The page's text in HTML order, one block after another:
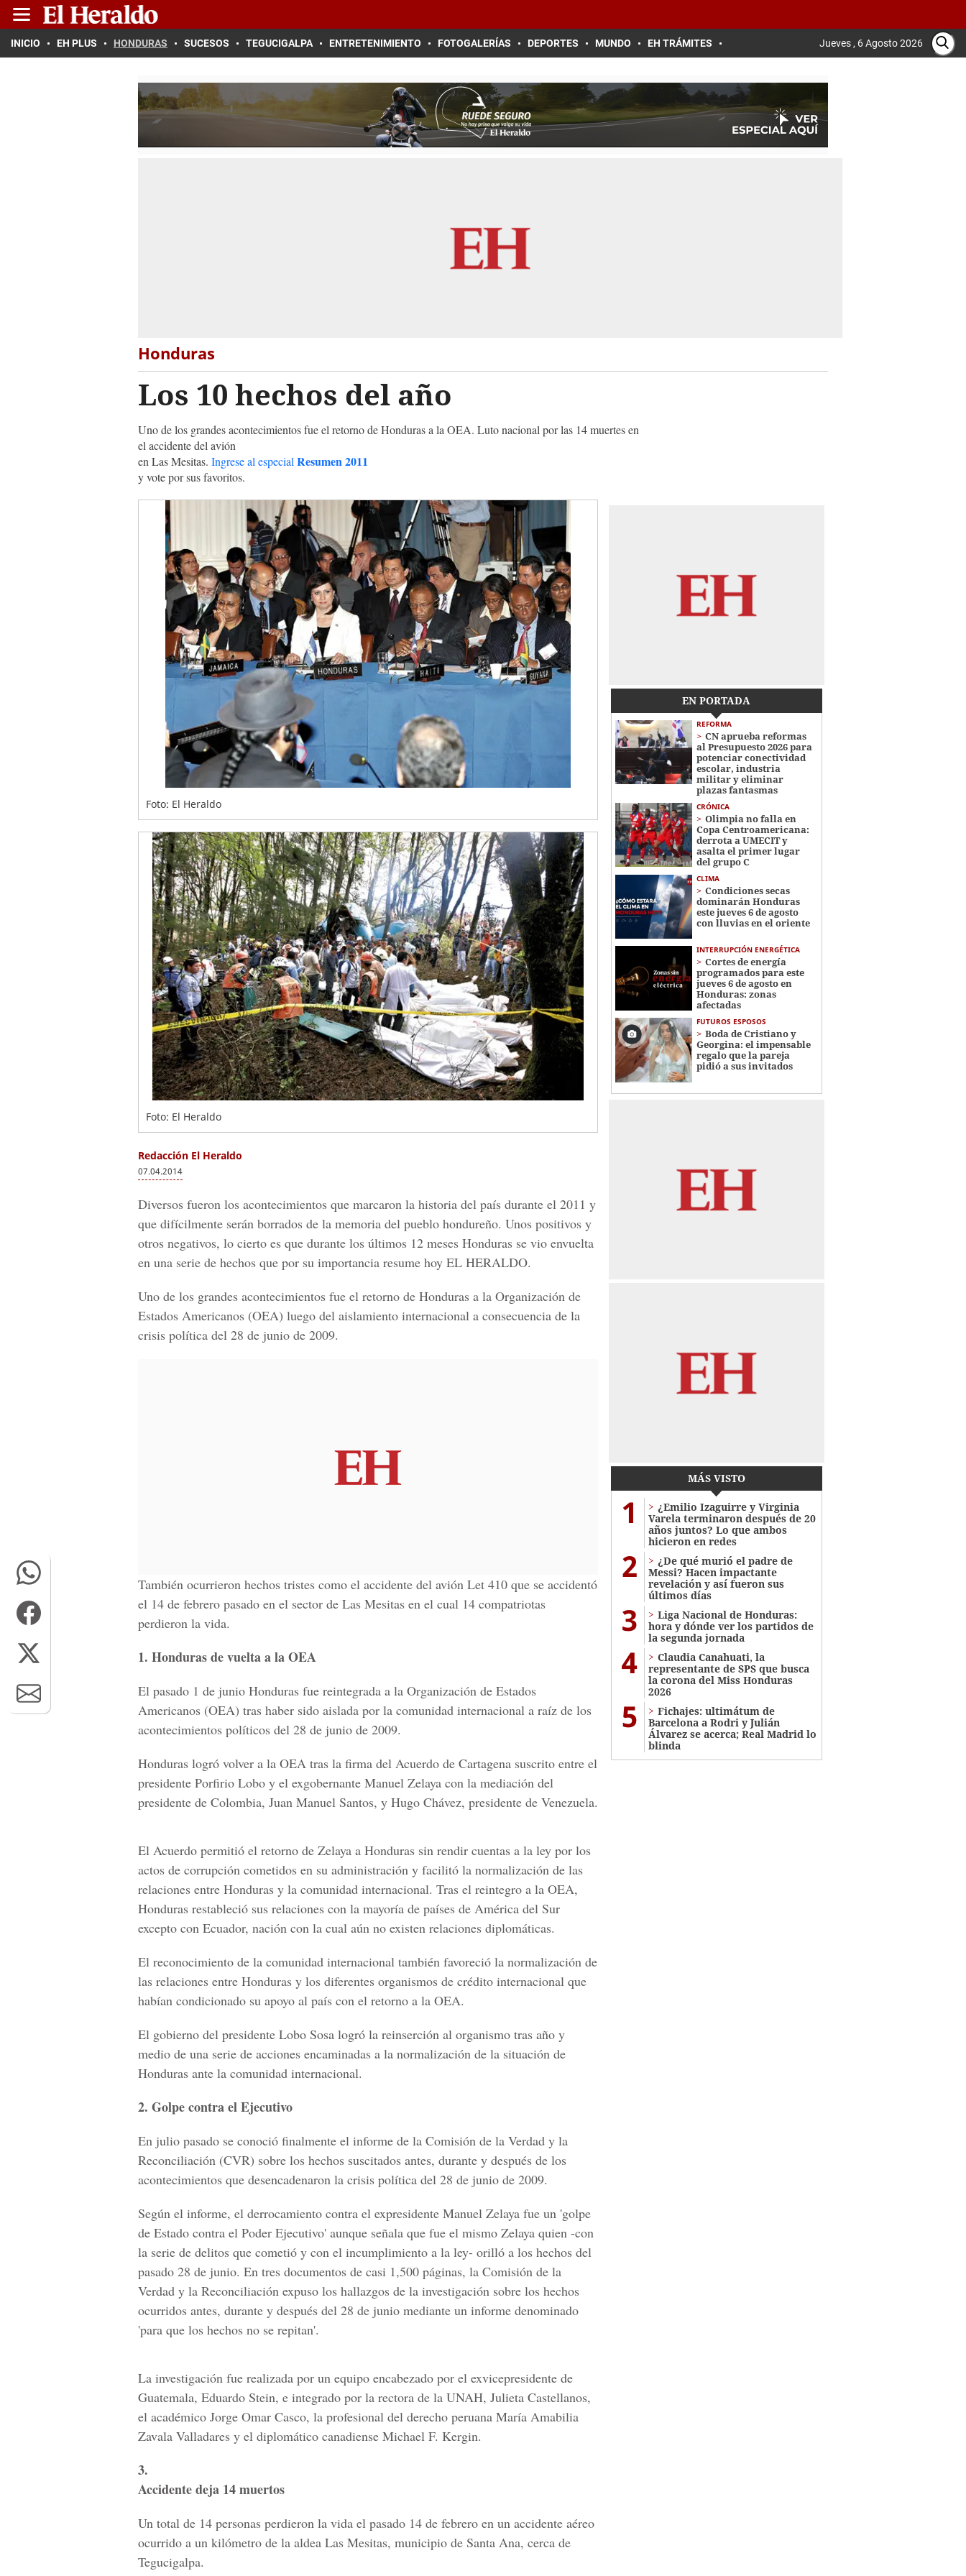
INICIO EH PLUS HONDURAS SUCESOS TEGUCIGALPA ENTRETENIMIENTO FOTOGALERÍAS DEPORTES MUNDO EH TRÁMITES Jueves , 6 Agosto 2026
Honduras
Los 10 hechos del año
Uno de los grandes acontecimientos fue el retorno de Honduras a la OEA. Luto nacional por las 14 muertes en
el accidente del avión
en Las Mesitas. Ingrese al especial Resumen 2011
y vote por sus favoritos.
Foto: El Heraldo
Foto: El Heraldo
Redacción El Heraldo
07.04.2014
Diversos fueron los acontecimientos que marcaron la historia del país durante el 2011 y
que difícilmente serán borrados de la memoria del pueblo hondureño. Unos positivos y
otros negativos, lo cierto es que durante los últimos 12 meses Honduras se vio envuelta
en una serie de hechos que por su importancia resume hoy EL HERALDO.
Uno de los grandes acontecimientos fue el retorno de Honduras a la Organización de
Estados Americanos (OEA) luego del aislamiento internacional a consecuencia de la
crisis política del 28 de junio de 2009.
También ocurrieron hechos tristes como el accidente del avión Let 410 que se accidentó
el 14 de febrero pasado en el sector de Las Mesitas en el cual 14 compatriotas
perdieron la vida.
1. Honduras de vuelta a la OEA
El pasado 1 de junio Honduras fue reintegrada a la Organización de Estados
Americanos (OEA) tras haber sido aislada por la comunidad internacional a raíz de los
acontecimientos políticos del 28 de junio de 2009.
Honduras logró volver a la OEA tras la firma del Acuerdo de Cartagena suscrito entre el
presidente Porfirio Lobo y el exgobernante Manuel Zelaya con la mediación del
presidente de Colombia, Juan Manuel Santos, y Hugo Chávez, presidente de Venezuela.
El Acuerdo permitió el retorno de Zelaya a Honduras sin rendir cuentas a la ley por los
actos de corrupción cometidos en su administración y facilitó la normalización de las
relaciones entre Honduras y la comunidad internacional. Tras el reintegro a la OEA,
Honduras restableció sus relaciones con la mayoría de países de América del Sur
excepto con Ecuador, nación con la cual aún no existen relaciones diplomáticas.
El reconocimiento de la comunidad internacional también favoreció la normalización de
las relaciones entre Honduras y los diferentes organismos de crédito internacional que
habían condicionado su apoyo al país con el retorno a la OEA.
El gobierno del presidente Lobo Sosa logró la reinserción al organismo tras año y
medio de una serie de acciones encaminadas a la normalización de la situación de
Honduras ante la comunidad internacional.
2. Golpe contra el Ejecutivo
En julio pasado se conoció finalmente el informe de la Comisión de la Verdad y la
Reconciliación (CVR) sobre los hechos suscitados antes, durante y después de los
acontecimientos que desencadenaron la crisis política del 28 de junio de 2009.
Según el informe, el derrocamiento contra el expresidente Manuel Zelaya fue un 'golpe
de Estado contra el Poder Ejecutivo' aunque señala que fue el mismo Zelaya quien -con
la serie de delitos que cometió y con el incumplimiento a la ley- orilló a los hechos del
pasado 28 de junio. En tres documentos de casi 1,500 páginas, la Comisión de la
Verdad y la Reconciliación expuso los hallazgos de la investigación sobre los hechos
ocurridos antes, durante y después del 28 de junio mediante un informe denominado
'para que los hechos no se repitan'.
La investigación fue realizada por un equipo encabezado por el exvicepresidente de
Guatemala, Eduardo Stein, e integrado por la rectora de la UNAH, Julieta Castellanos,
el académico Jorge Omar Casco, la profesional del derecho peruana María Amabilia
Zavala Valladares y el diplomático canadiense Michael F. Kergin.
3.
Accidente deja 14 muertos
Un total de 14 personas perdieron la vida el pasado 14 de febrero en un accidente aéreo
ocurrido a un kilómetro de la aldea Las Mesitas, municipio de Santa Ana, cerca de
Tegucigalpa.
EN PORTADA
REFORMA
CN aprueba reformas
al Presupuesto 2026 para
potenciar conectividad
escolar, industria
militar y eliminar
plazas fantasmas
CRÓNICA
Olimpia no falla en
Copa Centroamericana:
derrota a UMECIT y
asalta el primer lugar
del grupo C
CLIMA
Condiciones secas
dominarán Honduras
este jueves 6 de agosto
con lluvias en el oriente
INTERRUPCIÓN ENERGÉTICA
Cortes de energía
programados para este
jueves 6 de agosto en
Honduras: zonas
afectadas
FUTUROS ESPOSOS
Boda de Cristiano y
Georgina: el impensable
regalo que la pareja
pidió a sus invitados
MÁS VISTO
1
¿Emilio Izaguirre y Virginia
Varela terminaron después de 20
años juntos? Lo que ambos
hicieron en redes
2
¿De qué murió el padre de
Messi? Hacen impactante
revelación y así fueron sus
últimos días
3
Liga Nacional de Honduras:
hora y dónde ver los partidos de
la segunda jornada
4
Claudia Canahuati, la
representante de SPS que busca
la corona del Miss Honduras
2026
5
Fichajes: ultimátum de
Barcelona a Rodri y Julián
Álvarez se acerca; Real Madrid lo
blinda